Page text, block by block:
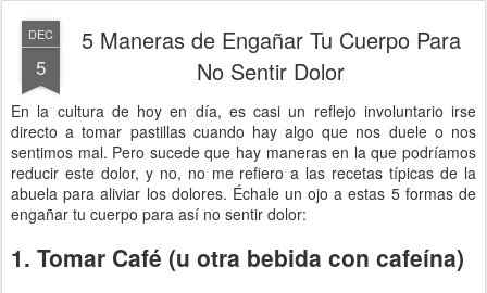
DEC
5
5 Maneras de Engañar Tu Cuerpo Para
No Sentir Dolor
En la cultura de hoy en día, es casi un reflejo involuntario irse
directo a tomar pastillas cuando hay algo que nos duele o nos
sentimos mal. Pero sucede que hay maneras en la que podríamos
reducir este dolor, y no, no me refiero a las recetas típicas de la
abuela para aliviar los dolores. Échale un ojo a estas 5 formas de
engañar tu cuerpo para así no sentir dolor:
1. Tomar Café (u otra bebida con cafeína)